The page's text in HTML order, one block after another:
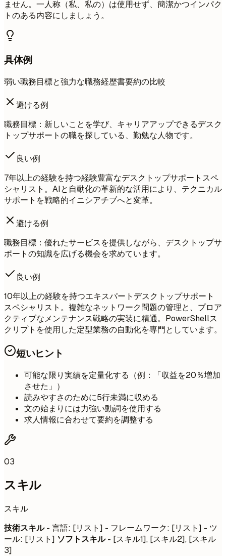
ません。一人称（私、私の）は使用せず、簡潔かつインパク
トのある内容にしましょう。
具体例
弱い職務目標と強力な職務経歴書要約の比較
避ける例
職務目標：新しいことを学び、キャリアアップできるデスク
トップサポートの職を探している、勤勉な人物です。
良い例
7年以上の経験を持つ経験豊富なデスクトップサポートスペ
シャリスト。AIと自動化の革新的な活用により、テクニカル
サポートを戦略的イニシアチブへと変革。
避ける例
職務目標：優れたサービスを提供しながら、デスクトップサ
ポートの知識を広げる機会を求めています。
良い例
10年以上の経験を持つエキスパートデスクトップサポート
スペシャリスト。複雑なネットワーク問題の管理と、プロア
クティブなメンテナンス戦略の実装に精通。PowerShellス
クリプトを使用した定型業務の自動化を専門としています。
短いヒント
可能な限り実績を定量化する（例：「収益を20％増加
させた」）
読みやすさのために5行未満に収める
文の始まりには力強い動詞を使用する
求人情報に合わせて要約を調整する
03
スキル
スキル
技術スキル- 言語: [リスト] - フレームワーク: [リスト] - ツ
ール: [リスト] ソフトスキル- [スキル1], [スキル2], [スキル
3]